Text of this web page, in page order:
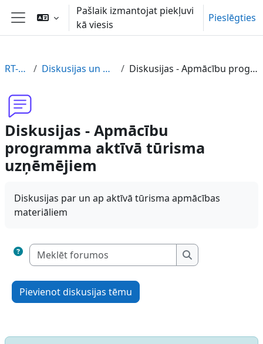
Atvērt galveno saturu
Sānu panelis
Pašlaik izmantojat piekļuvi
kā viesis
Pieslēgties
RT-ATUZ-LV Diskusijas un materiāla novērtējums Diskusijas - Apmācību programma aktīvā tūrisma uzņēmējiem
Diskusijas - Apmācību
programma aktīvā tūrisma
uzņēmējiem
Diskusijas par un ap aktīvā tūrisma apmācības
materiāliem
Meklēt forumos
Meklēt forumos
Pievienot diskusijas tēmu